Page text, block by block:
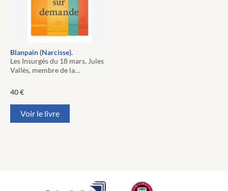
Blanpain (Narcisse).
Les Insurgés du 18 mars. Jules
Vallès, membre de la…
40€
Voir le livre